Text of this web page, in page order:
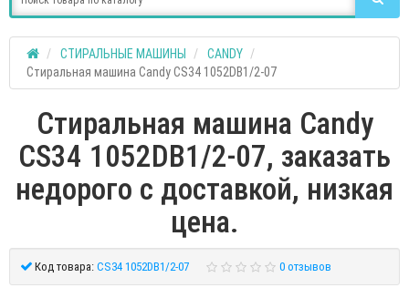
СТИРАЛЬНЫЕ МАШИНЫ
CANDY
Стиральная машина Candy CS34 1052DB1/2-07
Стиральная машина Candy
CS34 1052DB1/2-07, заказать
недорого с доставкой, низкая
цена.
Код товара: CS34 1052DB1/2-07 0 отзывов